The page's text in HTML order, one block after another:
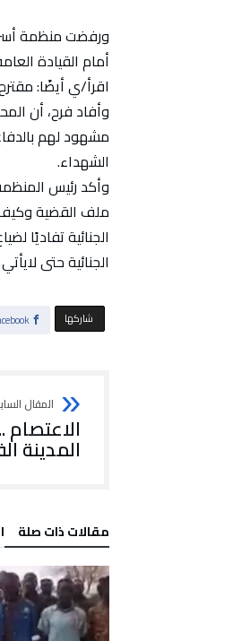
ورفضت منظمة أسر
أمام القيادة
اقرأ/ي أيضًا:
وأفاد فرح، أن
مشهود لهم
الشهداء.
وأكد رئيس
ملف القضية وكيف
الجنائية تفاديًا
الجنائية حتى
‫‫ شاركها‬
المدينة
‫مقالات ذات صلة‬